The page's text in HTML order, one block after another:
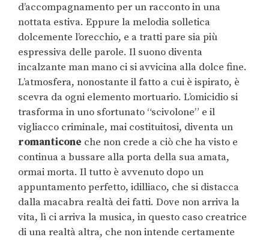
d’accompagnamento per un racconto in una
nottata estiva. Eppure la melodia solletica
dolcemente l’orecchio, e a tratti pare sia più
espressiva delle parole. Il suono diventa
incalzante man mano ci si avvicina alla dolce fine.
L’atmosfera, nonostante il fatto a cui è ispirato, è
scevra da ogni elemento mortuario. L’omicidio si
trasforma in uno sfortunato “scivolone” e il
vigliacco criminale, mai costituitosi, diventa un
romanticone che non crede a ciò che ha visto e
continua a bussare alla porta della sua amata,
ormai morta. Il tutto è avvenuto dopo un
appuntamento perfetto, idilliaco, che si distacca
dalla macabra realtà dei fatti. Dove non arriva la
vita, lì ci arriva la musica, in questo caso creatrice
di una realtà altra, che non intende certamente